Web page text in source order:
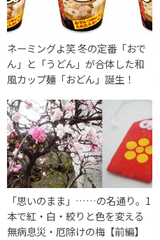
ネーミングよ笑 冬の定番「おで
ん」と「うどん」が合体した和
風カップ麺「おどん」誕生！
「思いのまま」……の名通り。1
本で紅・白・絞りと色を変える
無病息災・厄除けの梅【前編】